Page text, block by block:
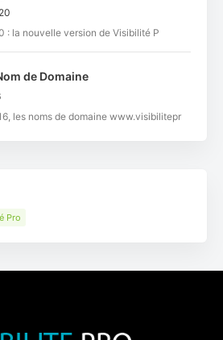
: la nouvelle version de Visibilité P
de Domaine
les noms de domaine www.visibilitepr
Pro